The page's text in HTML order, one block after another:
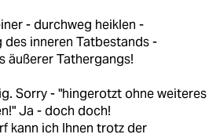
- durchweg heiklen -
des inneren Tatbestands -
äußerer Tathergangs!
Sorry - "hingerotzt ohne weiteres
Ja - doch doch!
kann ich Ihnen trotz der